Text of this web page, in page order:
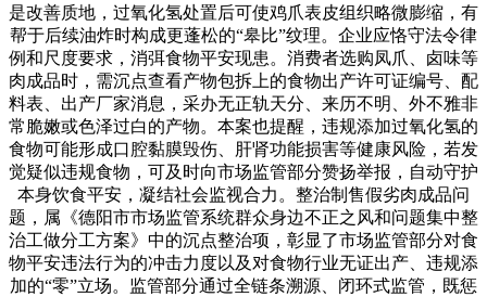
是改善质地，过氧化氢处置后可使鸡爪表皮组织略微膨缩，有
帮于后续油炸时构成更蓬松的“皋比”纹理。企业应恪守法令律
例和尺度要求，消弭食物平安现患。消费者选购凤爪、卤味等
肉成品时，需沉点查看产物包拆上的食物出产许可证编号、配
料表、出产厂家消息，采办无正轨天分、来历不明、外不雅非
常脆嫩或色泽过白的产物。本案也提醒，违规添加过氧化氢的
食物可能形成口腔黏膜毁伤、肝肾功能损害等健康风险，若发
觉疑似违规食物，可及时向市场监管部分赞扬举报，自动守护
本身饮食平安，凝结社会监视合力。整治制售假劣肉成品问
题，属《德阳市市场监管系统群众身边不正之风和问题集中整
治工做分工方案》中的沉点整治项，彰显了市场监管部分对食
物平安违法行为的冲击力度以及对食物行业无证出产、违规添
加的“零”立场。监管部分通过全链条溯源、闭环式监管，既惩